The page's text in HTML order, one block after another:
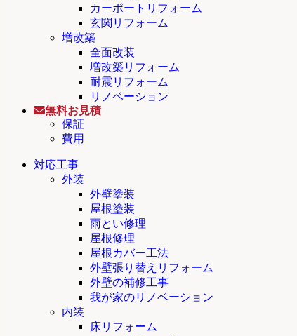
カーポートリフォーム
玄関リフォーム
増改築
全面改装
増改築リフォーム
耐震リフォーム
リノベーション
無料お見積
保証
費用
対応工事
外装
外壁塗装
屋根塗装
雨とい修理
屋根修理
屋根カバー工法
外壁張り替えリフォーム
外壁の補修工事
我が家のリノベーション
内装
床リフォーム